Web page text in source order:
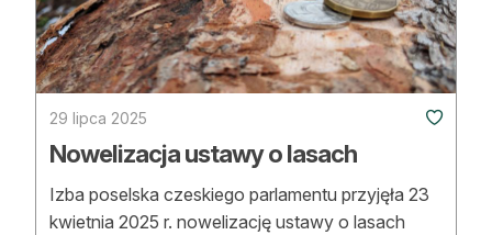
29 lipca 2025
Nowelizacja ustawy o lasach
Izba poselska czeskiego parlamentu przyjęła 23
kwietnia 2025 r. nowelizację ustawy o lasach